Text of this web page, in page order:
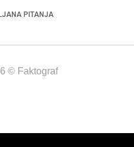
PITANJA
© Faktograf